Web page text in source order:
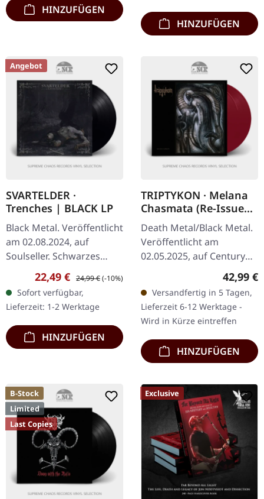
HINZUFÜGEN
HINZUFÜGEN
Angebot
SVARTELDER ·
Trenches | BLACK LP
Black Metal. Veröffentlicht
am 02.08.2024, auf
Soulseller. Schwarzes
Vinyl. SIDE A: Psychotic
Symphony I Give The
Stranger A Sign Touch
This…
Verkaufspreis:
22,49 € Regulärer Preis:
24,99 €(-10%)
Sofort verfügbar,
Lieferzeit: 1-2 Werktage
HINZUFÜGEN
TRIPTYKON · Melana
Chasmata (Re-Issue
2025) | DEEP BLOOD
RED 2LP
Death Metal/Black Metal.
Veröffentlicht am
02.05.2025, auf Century
Media Records. Dunkel
blutrotes Doppel-Vinyl im
Gatefold-Cover,
bedruckte…
42,99 €
Versandfertig in 5 Tagen,
Lieferzeit 6-12 Werktage -
Wird in Kürze eintreffen
HINZUFÜGEN
B-Stock
Limited
Last Copies
Exclusive